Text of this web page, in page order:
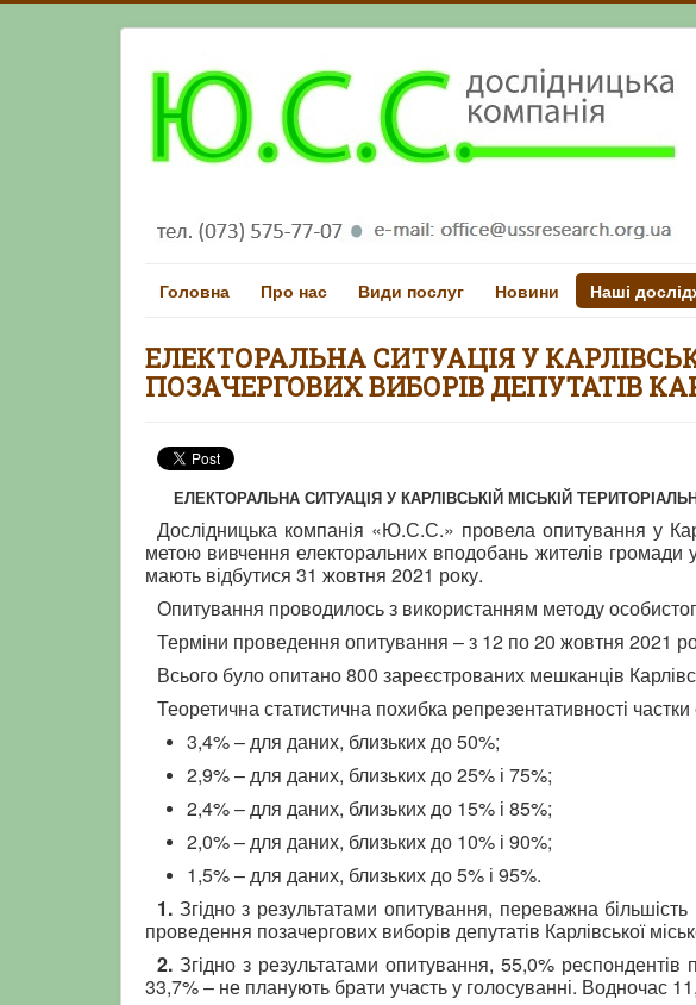
Головна Про нас Види послуг Новини Наші
ЕЛЕКТОРАЛЬНА СИТУАЦІЯ У
ПОЗАЧЕРГОВИХ ВИБОРІВ ДЕПУТАТІВ
ЕЛЕКТОРАЛЬНА СИТУАЦІЯ У КАРЛІВСЬКІЙ МІСЬКІЙ
Дослідницька компанія «Ю.С.С.» провела опитування у
метою вивчення електоральних вподобань жителів громади у
мають відбутися 31 жовтня 2021 року.
Опитування проводилось з використанням методу
Терміни проведення опитування – з 12 по 20 жовтня 2021
Всього було опитано 800 зареєстрованих мешканців
Теоретична статистична похибка репрезентативності
3,4% – для даних, близьких до 50%;
2,9% – для даних, близьких до 25% і 75%;
2,4% – для даних, близьких до 15% і 85%;
2,0% – для даних, близьких до 10% і 90%;
1,5% – для даних, близьких до 5% і 95%.
1. Згідно з результатами опитування, переважна
проведення позачергових виборів депутатів Карлівської
2.Згідно з результатами опитування, 55,0% респондентів
33,7% – не планують брати участь у голосуванні. Водночас